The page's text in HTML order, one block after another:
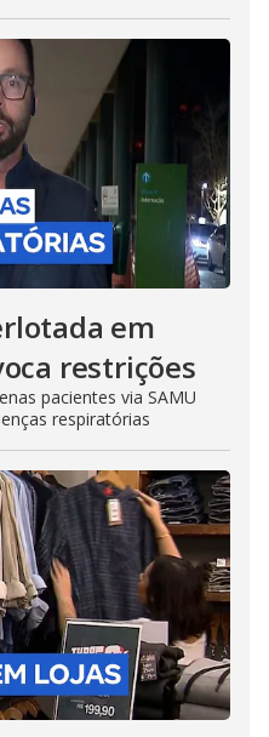
em
restrições
pacientes via SAMU
respiratórias